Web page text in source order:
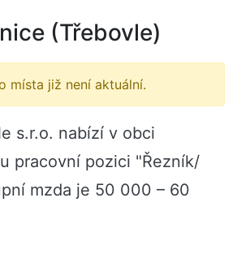
(Třebovle)
místa již není aktuální.
s.r.o. nabízí v obci
pracovní pozici "Řezník/
mzda je 50 000 – 60